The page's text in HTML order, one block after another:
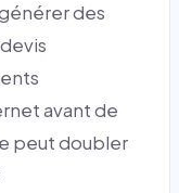
des
avant de
peut doubler